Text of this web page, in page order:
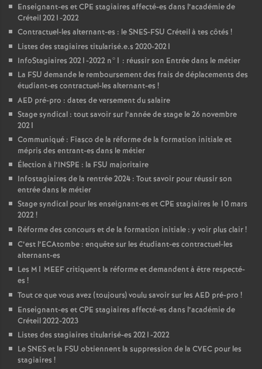
Enseignant-es etCPE stagiaires affecté-es dans l’académie de
Créteil 2021-2022
Contractuel-les alternant-es : leSNES-FSU Créteil à tes côtés !
Listes des stagiaires titularisé.e.s 2020-2021
InfoStagiaires 2021-2022 n°1 : réussir son Entrée dans le métier
La FSU demande le remboursement des frais de déplacements des
étudiant-es contractuel-les alternant-es !
AED pré-pro : dates de versement du salaire
Stage syndical : tout savoir sur l’année de stage le 26 novembre
2021
Communiqué : Fiasco de la réforme de la formation initiale et
mépris des entrant-es dans le métier
Élection à l’INSPE : la FSU majoritaire
Infostagiaires de la rentrée 2024 : Tout savoir pour réussir son
entrée dans le métier
Stage syndical pour les enseignant-es etCPE stagiaires le 10 mars
2022!
Réforme des concours et de la formation initiale : y voir plus clair!
C’est l’ECAtombe : enquête sur les étudiant-es contractuel-les
alternant-es
Les M1 MEEFcritiquent la réforme et demandent à être respecté-
es !
Tout ce que vous avez (toujours) voulu savoir sur les AED pré-pro !
Enseignant-es etCPE stagiaires affecté-es dans l’académie de
Créteil 2022-2023
Listes des stagiaires titularisé-es 2021-2022
LeSNESet la FSU obtiennent la suppression de la CVEC pour les
stagiaires !